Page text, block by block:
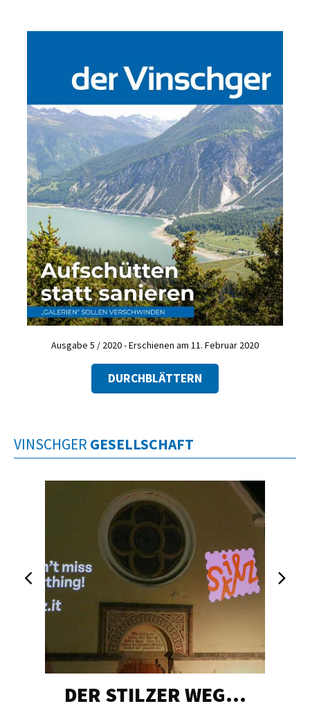
Ausgabe 5 / 2020 - Erschienen am 11. Februar 2020
DURCHBLÄTTERN
VINSCHGER GESELLSCHAFT
DER STILZER WEG…